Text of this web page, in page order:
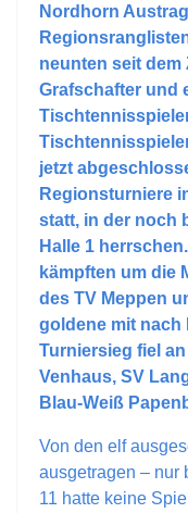
Nordhorn
neunten seit
Grafschafter und
jetzt
Regionsturniere
statt, in der noch
Halle 1
kämpften um die
des TV Meppen
goldene mit nach
Turniersieg fiel
Venhaus, SV
Blau-Weiß
Von den elf
ausgetragen – nur
11 hatte keine